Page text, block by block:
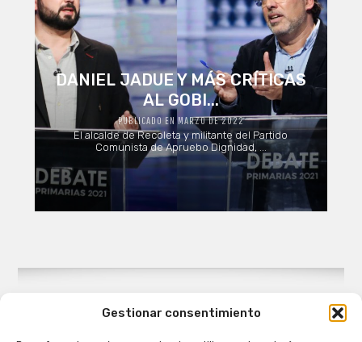
Gestionar consentimiento
DANIEL JADUE Y MÁS CRÍTICAS
AL GOBI...
PUBLICADO EN MARZO DE 2022
El alcalde de Recoleta y militante del Partido
Comunista de Apruebo Dignidad, ...